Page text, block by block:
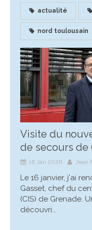
actualité
nord toulousain
Visite du
de secours de
16 Jan 2026 Jean
Le 16 janvier, j'ai
Gasset, chef du
(CIS) de Grenade.
découvri...